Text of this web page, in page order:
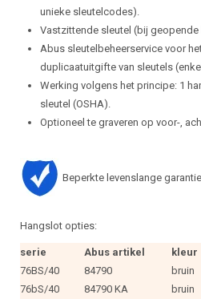
unieke sleutelcodes).
Vastzittende sleutel (bij
Abus sleutelbeheerservice voor
duplicaatuitgifte van sleutels
Werking volgens het principe: 1
sleutel (OSHA).
Optioneel te graveren op voor-,
Beperkte levenslange garantie
Hangslot opties:
serie Abus artikel kleur
76BS/40
84790 bruin
76bS/40
84790 KA bruin